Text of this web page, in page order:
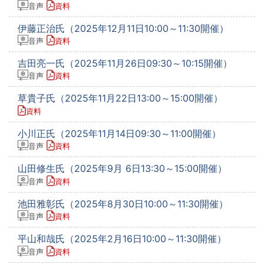
音声 資料
伊藤正治氏（2025年12月11日10:00～11:30開催）
音声 資料
吉田亮一氏（2025年11月26日09:30～10:15開催）
音声 資料
草貴子氏（2025年11月22日13:00～15:00開催）
資料
小川正氏（2025年11月14日09:30～11:00開催）
音声 資料
山田修生氏（2025年9月 6日13:30～15:00開催）
音声 資料
池田雅彰氏（2025年8月30日10:00～11:30開催）
音声 資料
平山和哉氏（2025年2月16日10:00～11:30開催）
音声 資料